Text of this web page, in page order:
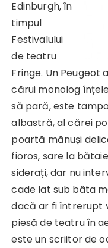
Edinburgh, în
timpul
Festivalului
de teatru
Fringe. Un Peugeot
cărui monolog
să pară, este
albastră, al cărei
poartă mănuși
fioros, sare la
siderați, dar nu
cade lat sub bâta
dacă ar fi întrerupt
piesă de teatru în
este un scriitor de